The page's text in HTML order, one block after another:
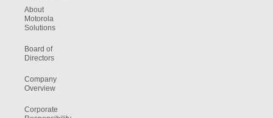
About
Motorola
Solutions
Board of
Directors
Company
Overview
Corporate